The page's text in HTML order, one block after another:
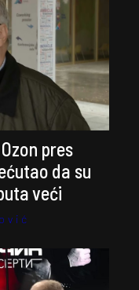
pres
da su
veći